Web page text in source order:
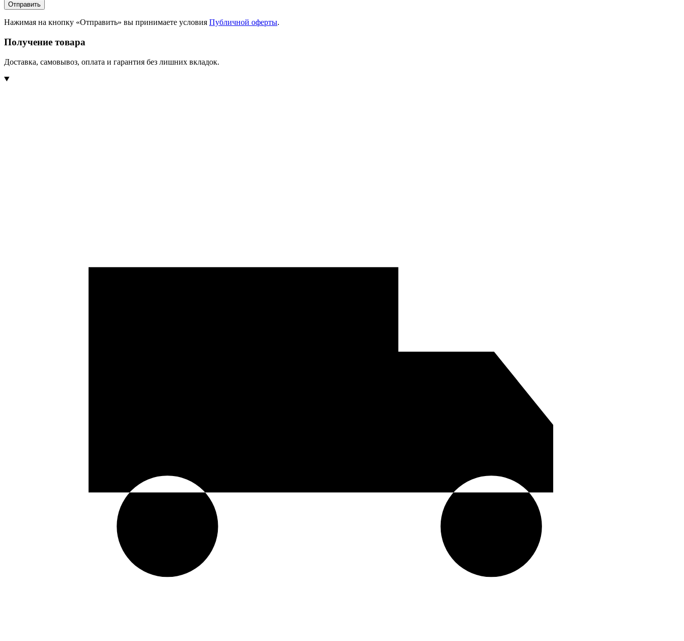
Отправить
Нажимая на кнопку «Отправить» вы принимаете условия Публичной оферты.
Получение товара
Доставка, самовывоз, оплата и гарантия без лишних вкладок.